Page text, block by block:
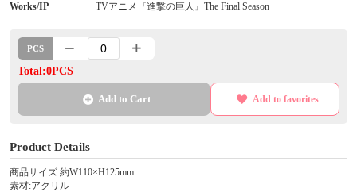
Works/IP
TVアニメ『進撃の巨人』The Final Season
PCS
Total:0PCS
Add to Cart Add to favorites
Product Details
商品サイズ:約W110×H125mm
素材:アクリル